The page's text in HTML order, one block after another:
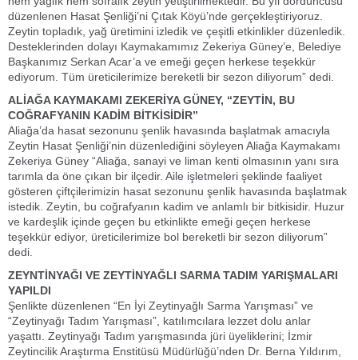
düzenlenen Hasat Şenliği’ni Çıtak Köyü’nde gerçekleştiriyoruz.
Zeytin topladık, yağ üretimini izledik ve çeşitli etkinlikler düzenledik.
Desteklerinden dolayı Kaymakamımız Zekeriya Güney’e, Belediye
Başkanımız Serkan Acar’a ve emeği geçen herkese teşekkür
ediyorum. Tüm üreticilerimize bereketli bir sezon diliyorum” dedi.
ALİAĞA KAYMAKAMI ZEKERİYA GÜNEY, “ZEYTİN, BU
COĞRAFYANIN KADİM BİTKİSİDİR”
Aliağa’da hasat sezonunu şenlik havasında başlatmak amacıyla
Zeytin Hasat Şenliği’nin düzenlediğini söyleyen Aliağa Kaymakamı
Zekeriya Güney “Aliağa, sanayi ve liman kenti olmasının yanı sıra
tarımla da öne çıkan bir ilçedir. Aile işletmeleri şeklinde faaliyet
gösteren çiftçilerimizin hasat sezonunu şenlik havasında başlatmak
istedik. Zeytin, bu coğrafyanın kadim ve anlamlı bir bitkisidir. Huzur
ve kardeşlik içinde geçen bu etkinlikte emeği geçen herkese
teşekkür ediyor, üreticilerimize bol bereketli bir sezon diliyorum”
dedi.
ZEYNTİNYAĞI VE ZEYTİNYAĞLI SARMA TADIM YARIŞMALARI
YAPILDI
Şenlikte düzenlenen “En İyi Zeytinyağlı Sarma Yarışması” ve
“Zeytinyağı Tadım Yarışması”, katılımcılara lezzet dolu anlar
yaşattı. Zeytinyağı Tadım yarışmasında jüri üyeliklerini; İzmir
Zeytincilik Araştırma Enstitüsü Müdürlüğü’nden Dr. Berna Yıldırım,